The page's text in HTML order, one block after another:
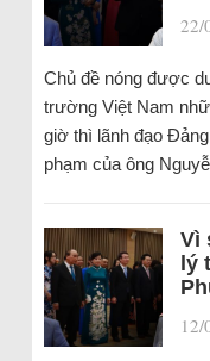
22/
Chủ đề nóng được
trường Việt Nam
giờ thì lãnh đạo
phạm của ông
Vì
lý
12/